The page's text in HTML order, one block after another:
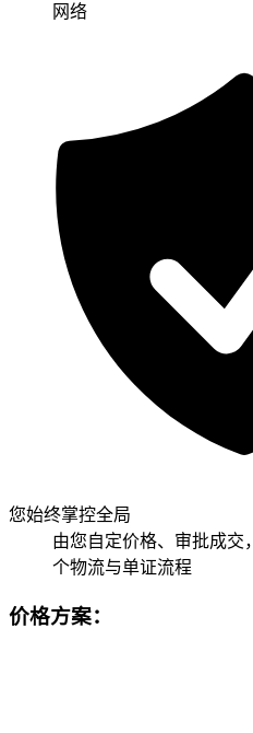
网络
您始终掌控全局
由您自定价格、审批成交
个物流与单证流程
价格方案：